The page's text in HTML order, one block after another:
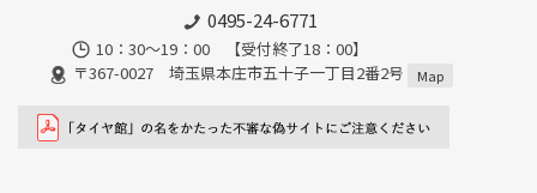
0495-24-6771
10：30～19：00 【受付終了18：00】
〒367-0027 埼玉県本庄市五十子一丁目2番2号
Map